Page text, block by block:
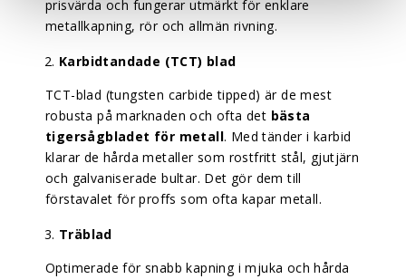
prisvärda och fungerar utmärkt för enklare
metallkapning, rör och allmän rivning.
Karbidtandade (TCT) blad
TCT-blad (tungsten carbide tipped) är de mest
robusta på marknaden och ofta det bästa
tigersågbladet för metall. Med tänder i karbid
klarar de hårda metaller som rostfritt stål, gjutjärn
och galvaniserade bultar. Det gör dem till
förstavalet för proffs som ofta kapar metall.
Träblad
Optimerade för snabb kapning i mjuka och hårda